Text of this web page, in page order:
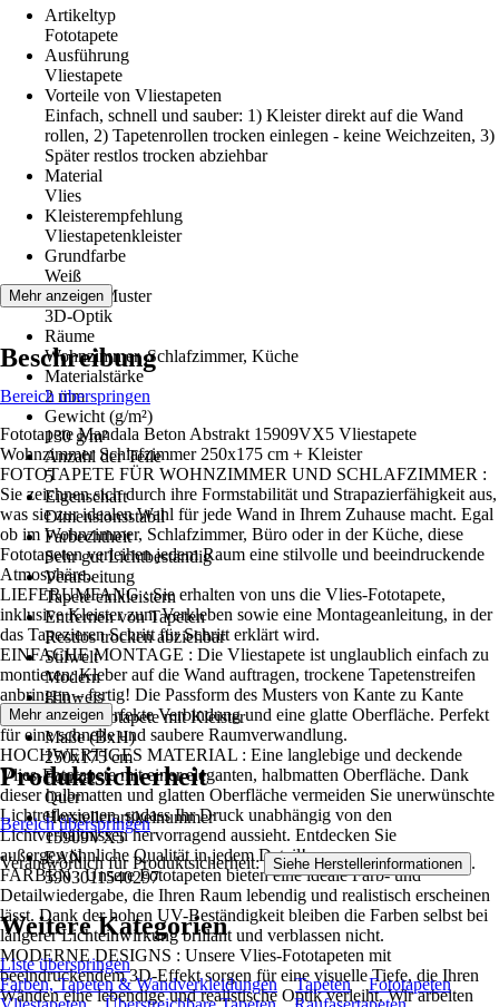
Artikeltyp
Fototapete
Ausführung
Vliestapete
Vorteile von Vliestapeten
Einfach, schnell und sauber: 1) Kleister direkt auf die Wand
rollen, 2) Tapetenrollen trocken einlegen - keine Weichzeiten, 3)
Später restlos trocken abziehbar
Material
Vlies
Kleisterempfehlung
Vliestapetenkleister
Grundfarbe
Weiß
Dekor / Muster
3D-Optik
Räume
Wohnzimmer, Schlafzimmer, Küche
Materialstärke
2 mm
Gewicht (g/m²)
130 g/m²
Anzahl der Teile
5
Eigenschaft
Dimensionsstabil
Farbechtheit
Sehr gut Lichtbeständig
Verarbeitung
Tapete einkleistern
Entfernen von Tapeten
Restlos trocken abziehbar
Stilwelt
Modern
Hinweis
Vlies Fototapete mit Kleister
Maße (BxH)
250x175 cm
Format
Quer
Herstellerartikelnummer
15909VX5
EAN
5903011540297
Mehr anzeigen
Beschreibung
Bereich überspringen
Fototapete Mandala Beton Abstrakt 15909VX5 Vliestapete
Wohnzimmer Schlafzimmer 250x175 cm + Kleister
FOTOTAPETE FÜR WOHNZIMMER UND SCHLAFZIMMER :
Sie zeichnen sich durch ihre Formstabilität und Strapazierfähigkeit aus,
was sie zur idealen Wahl für jede Wand in Ihrem Zuhause macht. Egal
ob im Wohnzimmer, Schlafzimmer, Büro oder in der Küche, diese
Fototapeten verleihen jedem Raum eine stilvolle und beeindruckende
Atmosphäre..
LIEFERUMFANG : Sie erhalten von uns die Vlies-Fototapete,
inklusive Kleister zum Verkleben sowie eine Montageanleitung, in der
das Tapezieren Schritt für Schritt erklärt wird.
EINFACHE MONTAGE : Die Vliestapete ist unglaublich einfach zu
montieren: Kleber auf die Wand auftragen, trockene Tapetenstreifen
anbringen – fertig! Die Passform des Musters von Kante zu Kante
sorgt für eine perfekte Verbindung und eine glatte Oberfläche. Perfekt
für eine schnelle und saubere Raumverwandlung.
HOCHWERTIGES MATERIAL : Eine langlebige und deckende
Vlies-Fototapete mit einer eleganten, halbmatten Oberfläche. Dank
dieser halbmatten und glatten Oberfläche vermeiden Sie unerwünschte
Lichtreflexionen, sodass Ihr Druck unabhängig von den
Lichtverhältnissen hervorragend aussieht. Entdecken Sie
außergewöhnliche Qualität in jedem Detail!
FARBEN : Unsere Fototapeten bieten eine ideale Farb- und
Detailwiedergabe, die Ihren Raum lebendig und realistisch erscheinen
lässt. Dank der hohen UV-Beständigkeit bleiben die Farben selbst bei
längerer Lichteinwirkung brillant und verblassen nicht.
MODERNE DESIGNS : Unsere Vlies-Fototapeten mit
beeindruckendem 3D-Effekt sorgen für eine visuelle Tiefe, die Ihren
Wänden eine lebendige und realistische Optik verleiht. Wir arbeiten
Mehr anzeigen
Produktsicherheit
Bereich überspringen
Verantwortlich für Produktsicherheit: Siehe Herstellerinformationen .
Weitere Kategorien
Liste überspringen
Farben, Tapeten & Wandverkleidungen
Tapeten
Fototapeten